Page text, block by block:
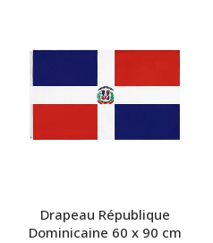
Drapeau République
Dominicaine 60 x 90 cm